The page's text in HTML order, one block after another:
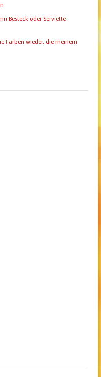
Besteck oder Serviette
Farben wieder, die meinem